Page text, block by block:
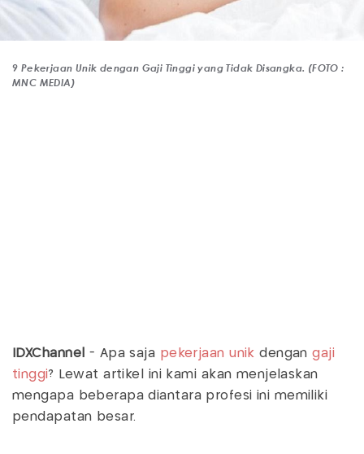
9 Pekerjaan Unik dengan Gaji Tinggi yang Tidak Disangka. (FOTO :
MNC MEDIA)
IDXChannel - Apa saja pekerjaan unik dengangaji
tinggi? Lewat artikel ini kami akan menjelaskan
mengapa beberapa diantara profesi ini memiliki
pendapatan besar.